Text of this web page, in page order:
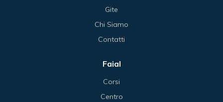
Gite
Chi Siamo
Contatti
Faial
Corsi
Centro